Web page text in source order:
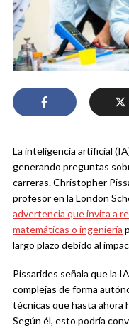
La inteligencia artificial
generando preguntas
carreras. Christopher
profesor en la London
advertencia que invita a
matemáticas o ingeniería
largo plazo debido al
Pissarides señala que la
complejas de forma
técnicas que hasta ahora
Según él, esto podría